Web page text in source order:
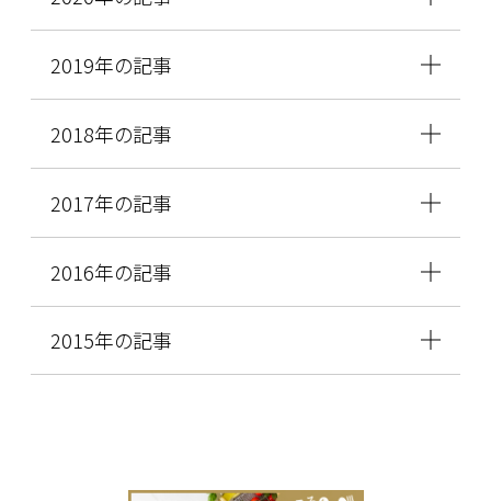
2019年の記事
2018年の記事
2017年の記事
2016年の記事
2015年の記事